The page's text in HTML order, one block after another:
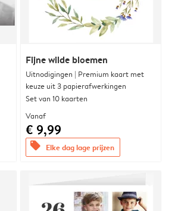
Fijne wilde bloemen
Uitnodigingen | Premium kaart met
keuze uit 3 papierafwerkingen
Set van 10 kaarten
Vanaf
€ 9,99
offers Elke dag lage prijzen